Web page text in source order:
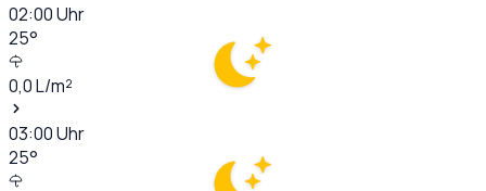
02:00Uhr
25°
0,0L/m²
03:00Uhr
25°